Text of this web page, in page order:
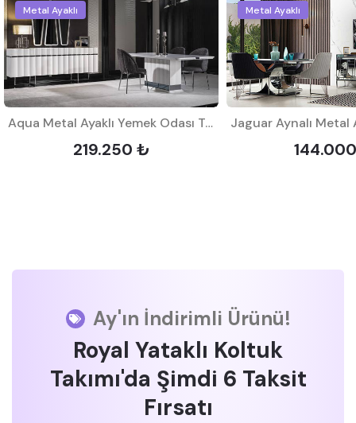
Metal Ayaklı
Aqua Metal Ayaklı Yemek Odası Takımı
219.250 ₺
Metal Ayaklı
Ay'ın İndirimli Ürünü!
Royal Yataklı Koltuk
Takımı'da Şimdi 6 Taksit
Fırsatı